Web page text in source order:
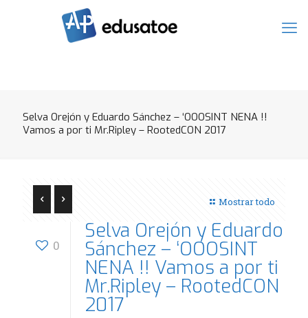
Selva Orejón y Eduardo Sánchez – ‘OOOSINT NENA !!
Vamos a por ti Mr.Ripley – RootedCON 2017
Mostrar todo
0
Selva Orejón y Eduardo
Sánchez – ‘OOOSINT
NENA !! Vamos a por ti
Mr.Ripley – RootedCON
2017